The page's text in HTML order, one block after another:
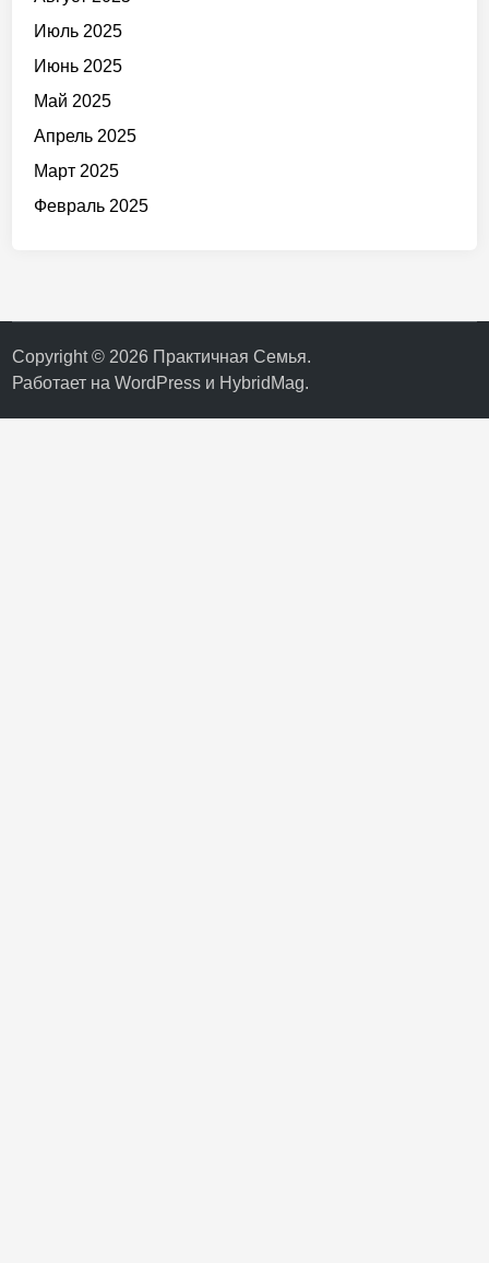
Июль 2025
Июнь 2025
Май 2025
Апрель 2025
Март 2025
Февраль 2025
Copyright © 2026 Практичная Семья.
Работает наWordPress и HybridMag.